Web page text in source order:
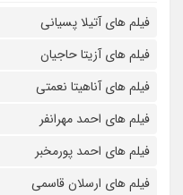
فیلم های آتیلا پسیانی
فیلم های آزیتا حاجیان
فیلم های آناهیتا نعمتی
فیلم های احمد مهرانفر
فیلم های احمد پورمخبر
فیلم های ارسلان قاسمی